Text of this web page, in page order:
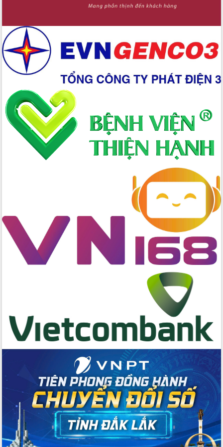
cấp xã
Đắk Lắk phát động hưởng ứng Ngày
Quyền của người tiêu dùng Việt Nam
2026
Đẩy mạnh cải cách hành chính, quyết
tâm đạt được mục tiêu tăng trưởng
hai con số trong năm 2026
Tổ chức trang trọng Lễ hội Đền thờ
Lương Văn Chánh năm 2026
Phó Bí thư Tỉnh ủy Đắk Lắk Đỗ Hữu
Huy giữ chức Bí thư Đảng ủy Ủy Ban
Nhân dân tỉnh
chức diễn tập trước ngày bầu cử
Chương trình “Gặp gỡ hữu nghị –
Friendship Meeting New Year 2026”
Bầu cử Quốc hội và HĐND: Cử tri Đắk
Lắk gửi gắm niềm tin, kỳ vọng vào lá
2026-2031
Đảm bảo cuộc bầu cử đại biểu Quốc
hội và đại biểu HĐND các cấp diễn ra
an toàn, hiệu quả, đúng quy định
Thủ tướng Chính phủ Phạm Minh Chính
kiểm tra, chỉ đạo hoàn thành các dự
án cao tốc và thăm khu tái định cư tại
Đắk Lắk
Sôi nổi Hội đua ngựa truyền thống Gò
Thì Thùng mừng Xuân Bính Ngọ 2026
Lãnh đạo tỉnh dâng hương tưởng niệm
tại Đập Đồng Cam đầu Xuân Bính Ngọ